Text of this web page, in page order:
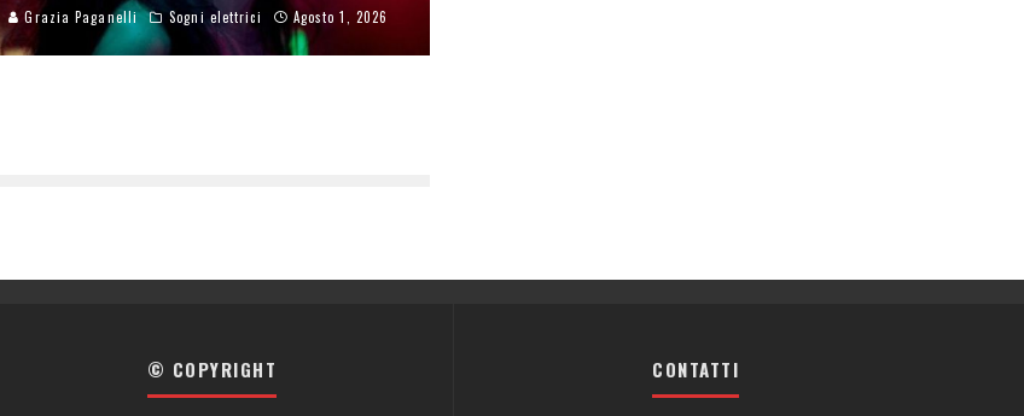
Grazia Paganelli Sogni elettrici Agosto 1, 2026
© COPYRIGHT CONTATTI